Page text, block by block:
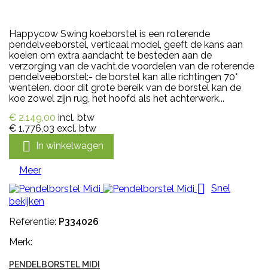
Happycow Swing koeborstel is een roterende
pendelveeborstel, verticaal model, geeft de kans aan
koeien om extra aandacht te besteden aan de
verzorging van de vacht.de voordelen van de roterende
pendelveeborstel:- de borstel kan alle richtingen 70°
wentelen. door dit grote bereik van de borstel kan de
koe zowel zijn rug, het hoofd als het achterwerk...
€ 2.149,00 incl. btw
€ 1.776,03 excl. btw
 In winkelwagen
Meer

Snel
bekijken
Referentie: P334026
Merk:
PENDELBORSTEL MIDI